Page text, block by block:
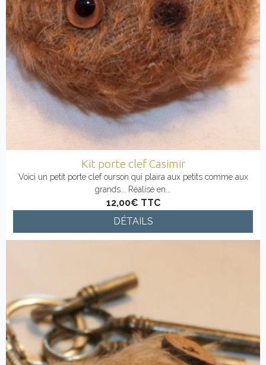
Kit porte clef Casimir
Voici un petit porte clef ourson qui plaira aux petits comme aux
grands... Réalisé en...
12,00€ TTC
DÉTAILS